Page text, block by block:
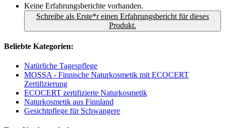
Keine Erfahrungsberichte vorhanden.
Schreibe als Erste*r einen Erfahrungsbericht für dieses
Produkt.
Beliebte Kategorien:
Natürliche Tagespflege
MOSSA - Finnische Naturkosmetik mit ECOCERT
Zertifizierung
ECOCERT zertifizierte Naturkosmetik
Naturkosmetik aus Finnland
Gesichtpflege für Schwangere